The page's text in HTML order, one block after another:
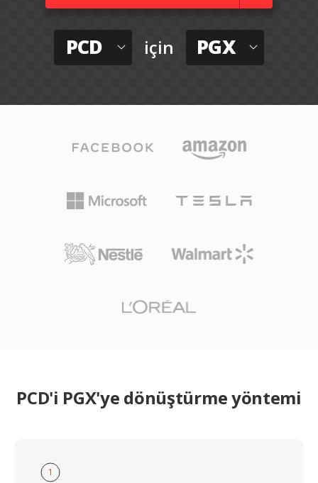
PCD için PGX
PCD'i PGX'ye dönüştürme yöntemi
1